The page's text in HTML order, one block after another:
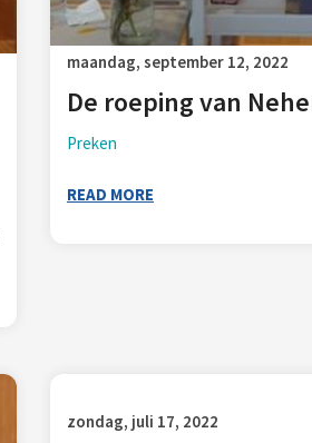
maandag, september 12, 2022
De roeping van
Preken
READ MORE
zondag, juli 17, 2022